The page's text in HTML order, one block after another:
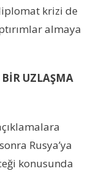
krizi de
almaya
BİR UZLAŞMA
Rusya’ya
konusunda